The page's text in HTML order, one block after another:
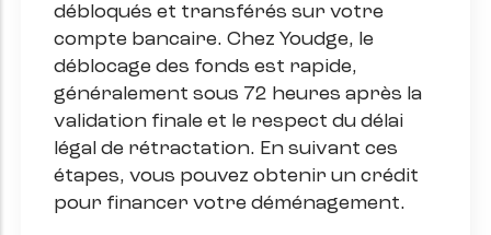
débloqués et transférés sur votre
compte bancaire. Chez Youdge, le
déblocage des fonds est rapide,
généralement sous 72 heures après la
validation finale et le respect du délai
légal de rétractation.​ En suivant ces
étapes, vous pouvez obtenir un crédit
pour financer votre déménagement.